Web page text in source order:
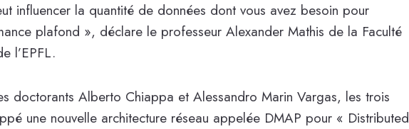
influencer la quantité de données dont vous avez besoin pour
plafond », déclare le professeur Alexander Mathis de la Faculté
l’EPFL.
doctorants Alberto Chiappa et Alessandro Marin Vargas, les trois
une nouvelle architecture réseau appelée DMAP pour « Distributed